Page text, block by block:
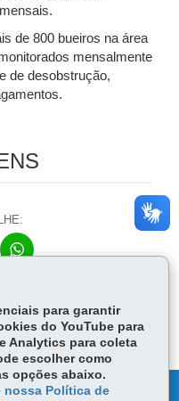
de 800 bueiros na área
mensalmente
de desobstrução,
Ap
p
para garantir
do YouTube para
Analytics para coleta
escolher como
opções abaixo.
nossa Política de